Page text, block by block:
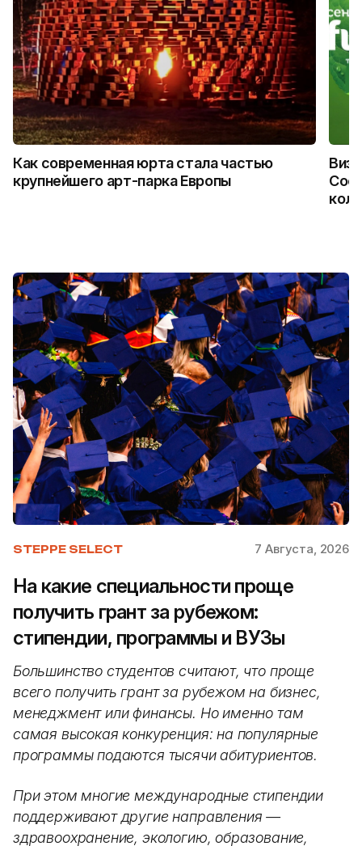
Как современная юрта стала частью
крупнейшего арт-парка Европы
STEPPE SELECT 7 Августа, 2026
На какие специальности проще
получить грант за рубежом:
стипендии, программы и ВУЗы
Большинство студентов считают, что проще
всего получить грант за рубежом на бизнес,
менеджмент или финансы. Но именно там
самая высокая конкуренция: на популярные
программы подаются тысячи абитуриентов.
При этом многие международные стипендии
поддерживают другие направления —
здравоохранение, экологию, образование,